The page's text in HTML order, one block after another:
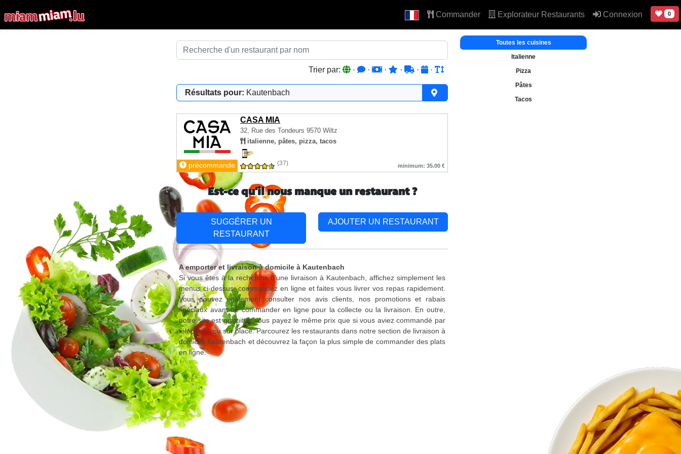
Commander Explorateur Restaurants Connexion 0
Trier par: · · · · · ·
Résultats pour: Kautenbach
CASA MIA
32, Rue des Tondeurs 9570 Wiltz
italienne, pâtes, pizza, tacos
précommande (37) minimum: 35.00 €
Toutes les cuisines
Italienne
Pizza
Pâtes
Tacos
Est-ce qu'il nous manque un restaurant ?
SUGGÉRER UN
RESTAURANT
AJOUTER UN RESTAURANT
A emporter et livraison à domicile à Kautenbach
Si vous êtes à la recherche d'une livraison à Kautenbach, affichez simplement les
menus ci-dessus, commandez en ligne et faites vous livrer vos repas rapidement.
Vous pouvez également consulter nos avis clients, nos promotions et rabais
spéciaux avant de commander en ligne pour la collecte ou la livraison. En outre,
notre site est gratuit et vous payez le même prix que si vous aviez commandé par
téléphone ou sur place. Parcourez les restaurants dans notre section de livraison à
domicile Kautenbach et découvrez la façon la plus simple de commander des plats
en ligne.